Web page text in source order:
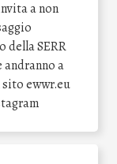
a non
della SERR
a
ewwr.eu